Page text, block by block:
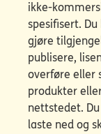
ikke-
spesifisert.
gjøre
publisere,
overføre eller
produkter
nettstedet.
laste ned og